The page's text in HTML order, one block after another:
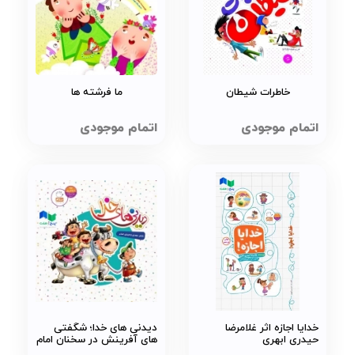
خاطرات شیطان
اتمام موجودی
ما فرشته ها
اتمام موجودی
خدایا اجازه اثر غلامرضا
حیدری ابهری
دیدنی های خدا؛ شگفتی
های آفرینش در سخنان امام